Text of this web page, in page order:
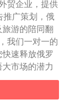
贸企业，提供
推广策划，俄
游的陪同翻
我们一对一的
速释放俄罗
市场的潜力